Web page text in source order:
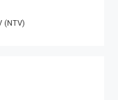
(NTV)